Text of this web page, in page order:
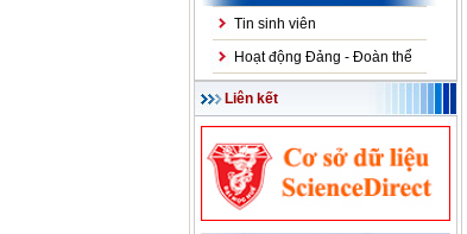
Tin sinh viên
Hoạt động Đảng - Đoàn thể
Liên kết